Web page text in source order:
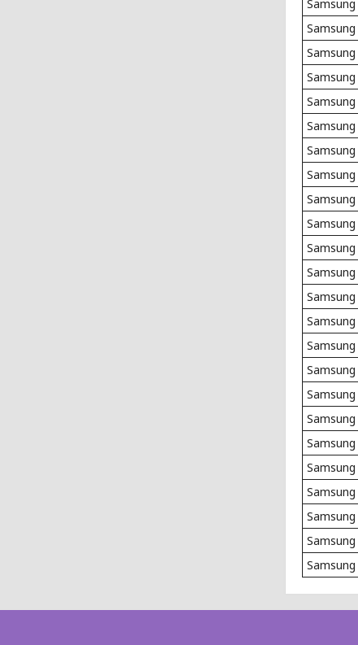
Samsung
Samsung
Samsung
Samsung
Samsung
Samsung
Samsung
Samsung
Samsung
Samsung
Samsung
Samsung
Samsung
Samsung
Samsung
Samsung
Samsung
Samsung
Samsung
Samsung
Samsung
Samsung
Samsung
Samsung